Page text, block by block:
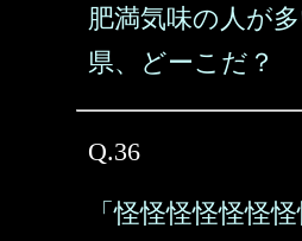
肥満気味の人が
県、どーこだ？
Q.36
「怪怪怪怪怪怪